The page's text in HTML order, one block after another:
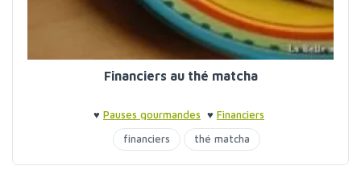
Financiers au thé matcha
♥ Pauses gourmandes ♥ Financiers
financiers
thé matcha